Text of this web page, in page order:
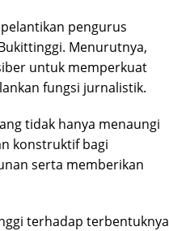
pengurus
Menurutnya,
untuk memperkuat
fungsi jurnalistik.
tidak hanya menaungi
konstruktif bagi
serta memberikan
terhadap terbentuknya